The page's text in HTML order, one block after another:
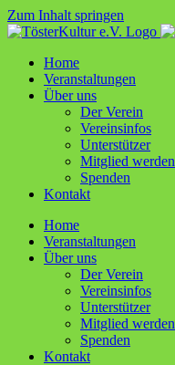
Zum Inhalt springen
Home
Ver­an­stal­tun­gen
Über uns
Der Ver­ein
Ver­ein­sin­fos
Unter­stüt­zer
Mit­glied werden
Spen­den
Kon­takt
Home
Ver­an­stal­tun­gen
Über uns
Der Ver­ein
Ver­ein­sin­fos
Unter­stüt­zer
Mit­glied werden
Spen­den
Kon­takt